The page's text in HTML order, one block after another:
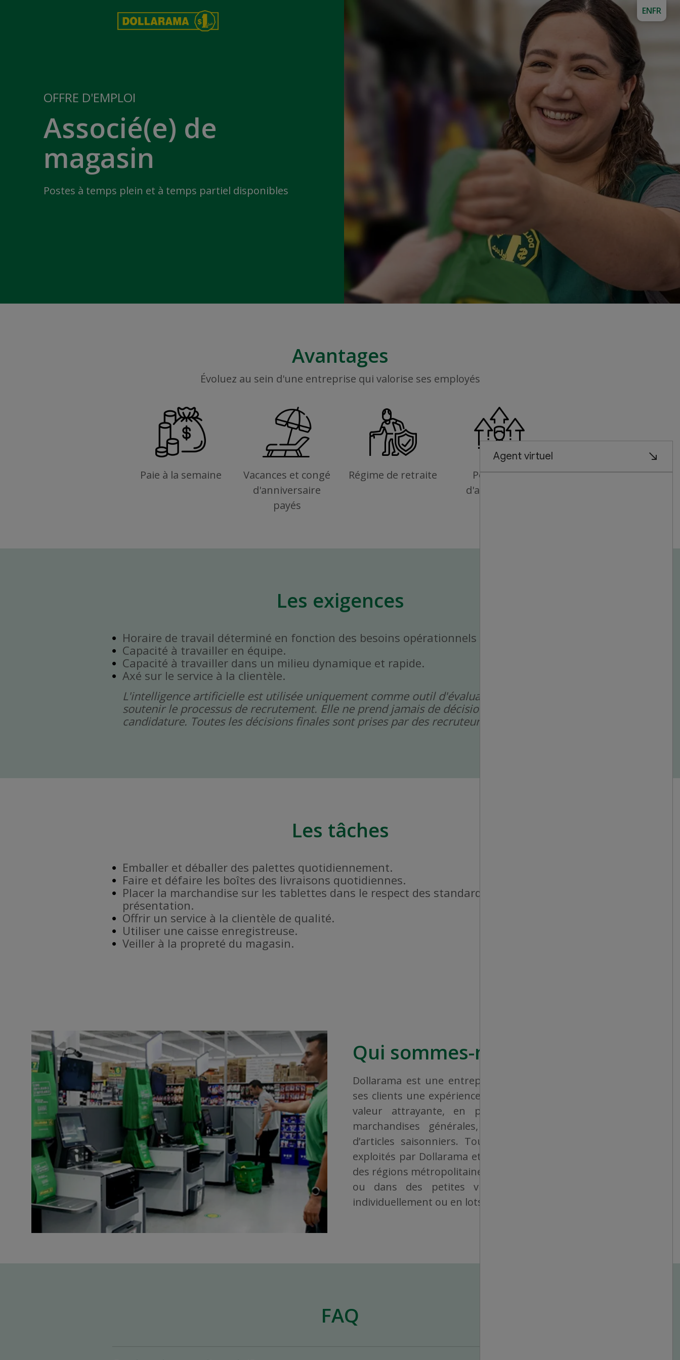
OFFRE D'EMPLOI
Associé(e) de
magasin
Postes à temps plein et à temps partiel disponibles
Avantages
Évoluez au sein d'une entreprise qui valorise ses employés
Paie à la semaine
Vacances et congé
d'anniversaire
payés
Régime de retraite
Possibilités
d'avancement
Les exigences
Horaire de travail déterminé en fonction des besoins opérationnels du magasin.
Capacité à travailler en équipe.
Capacité à travailler dans un milieu dynamique et rapide.
Axé sur le service à la clientèle.
L'intelligence artificielle est utilisée uniquement comme outil d'évaluation pour
soutenir le processus de recrutement. Elle ne prend jamais de décision de rejet de
candidature. Toutes les décisions finales sont prises par des recruteurs humains.
Les tâches
Emballer et déballer des palettes quotidiennement.
Faire et défaire les boîtes des livraisons quotidiennes.
Placer la marchandise sur les tablettes dans le respect des standards de
présentation.
Offrir un service à la clientèle de qualité.
Utiliser une caisse enregistreuse.
Veiller à la propreté du magasin.
Qui sommes-nous?
Dollarama est une entreprise canadienne qui vise à offrir à
ses clients une expérience de magasinage homogène et une
valeur attrayante, en proposant un vaste éventail de
marchandises générales, de produits consommables et
d’articles saisonniers. Tous les magasins sont détenus et
exploités par Dollarama et sont bien situés, que ce soit dans
des régions métropolitaines, dans des villes de taille moyenne
ou dans des petites villes. Les produits sont vendus
individuellement ou en lots, à des bas prix fixes.
FAQ
ENFR